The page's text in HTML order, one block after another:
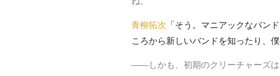
青柳拓次 「そう。マニアックなバン
ころから新しいバンドを知ったり、
――しかも、初期のクリーチャーズは